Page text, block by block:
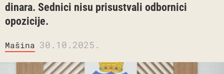
dinara. Sednici nisu prisustvali odbornici
opozicije.
Mašina 30.10.2025.